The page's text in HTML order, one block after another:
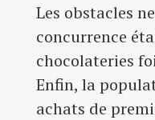
Les obstacles
concurrence
chocolateries
Enfin, la
achats de